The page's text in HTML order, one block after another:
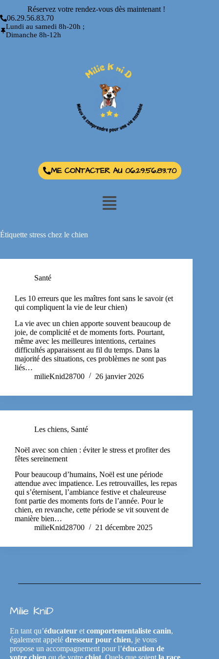
Réservez votre rendez-vous dès maintenant !
06.29.56.83.70
Lundi au samedi 8h-20h ;
Dimanche 8h-12h
ME CONTACTER AU 06.29.56.83.70
Étiquette stress chez le chien
Santé
Les 10 erreurs que les maîtres font sans le savoir (et
qui compliquent la vie de leur chien)
La vie avec un chien apporte souvent beaucoup de
joie, de complicité et de moments forts. Pourtant,
même avec les meilleures intentions, certaines
difficultés apparaissent au fil du temps. Dans la
majorité des situations, ces problèmes ne sont pas
liés…
milieKnid28700
26 janvier 2026
Les chiens, Santé
Noël avec son chien : éviter le stress et profiter des
fêtes sereinement
Pour beaucoup d’humains, Noël est une période
attendue avec impatience. Les retrouvailles, les repas
qui s’éternisent, l’ambiance festive et chaleureuse
font partie des moments forts de l’année. Pour le
chien, en revanche, cette période se vit souvent de
manière bien…
milieKnid28700
21 décembre 2025
Milie KniD
En tant qu’éducateur etcomportementaliste canin,
également appelé dresseur pour chien, je vous
propose un accompagnement pour l’éducation de